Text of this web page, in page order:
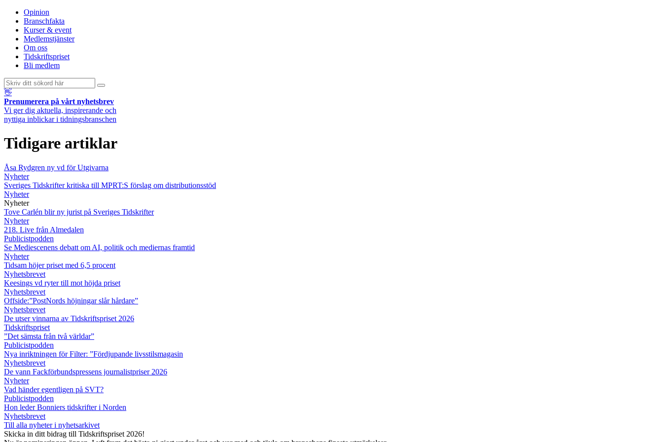
Opinion
Branschfakta
Kurser & event
Medlemstjänster
Om oss
Tidskriftspriset
Bli medlem
👋
Prenumerera på vårt nyhetsbrev
Vi ger dig aktuella, inspirerande och
nyttiga inblickar i tidningsbranschen
Tidigare artiklar
Åsa Rydgren ny vd för Utgivarna
Nyheter
Sveriges Tidskrifter kritiska till MPRT:S förslag om distributionsstöd
Nyheter
Nyheter
Tove Carlén blir ny jurist på Sveriges Tidskrifter
Nyheter
218. Live från Almedalen
Publicistpodden
Se Mediescenens debatt om AI, politik och mediernas framtid
Nyheter
Tidsam höjer priset med 6,5 procent
Nyhetsbrevet
Keesings vd ryter till mot höjda priset
Nyhetsbrevet
Offside:”PostNords höjningar slår hårdare”
Nyhetsbrevet
De utser vinnarna av Tidskriftspriset 2026
Tidskriftspriset
”Det sämsta från två världar”
Publicistpodden
Nya inriktningen för Filter: ”Fördjupande livsstilsmagasin
Nyhetsbrevet
De vann Fackförbundspressens journalistpriser 2026
Nyheter
Vad händer egentligen på SVT?
Publicistpodden
Hon leder Bonniers tidskrifter i Norden
Nyhetsbrevet
Till alla nyheter i nyhetsarkivet
Skicka in ditt bidrag till Tidskriftspriset 2026!